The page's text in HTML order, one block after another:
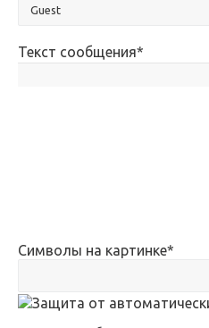
Текст сообщения*
Символы на картинке*